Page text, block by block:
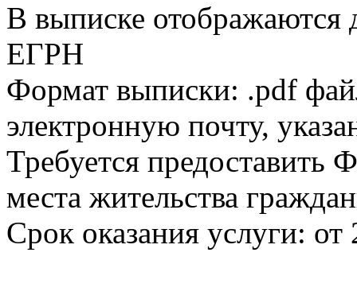
В выписке
ЕГРН
Формат выписки: .pdf
электронную почту,
Требуется
места жительства
Срок оказания услуги: от